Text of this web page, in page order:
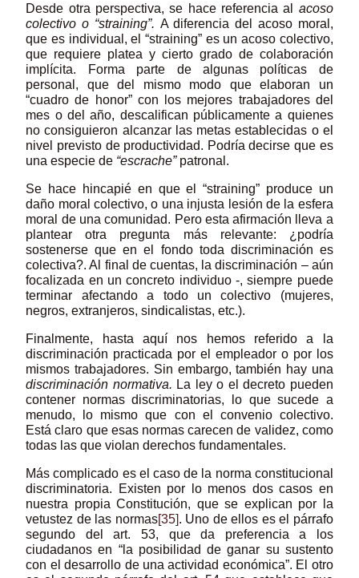
Desde otra perspectiva, se hace referencia al acoso
colectivo o “straining”. A diferencia del acoso moral,
que es individual, el “straining” es un acoso colectivo,
que requiere platea y cierto grado de colaboración
implícita. Forma parte de algunas políticas de
personal, que del mismo modo que elaboran un
“cuadro de honor” con los mejores trabajadores del
mes o del año, descalifican públicamente a quienes
no consiguieron alcanzar las metas establecidas o el
nivel previsto de productividad. Podría decirse que es
una especie de “escrache”patronal.
Se hace hincapié en que el “straining” produce un
daño moral colectivo, o una injusta lesión de la esfera
moral de una comunidad. Pero esta afirmación lleva a
plantear otra pregunta más relevante: ¿podría
sostenerse que en el fondo toda discriminación es
colectiva?. Al final de cuentas, la discriminación – aún
focalizada en un concreto individuo -, siempre puede
terminar afectando a todo un colectivo (mujeres,
negros, extranjeros, sindicalistas, etc.).
Finalmente, hasta aquí nos hemos referido a la
discriminación practicada por el empleador o por los
mismos trabajadores. Sin embargo, también hay una
discriminación normativa. La ley o el decreto pueden
contener normas discriminatorias, lo que sucede a
menudo, lo mismo que con el convenio colectivo.
Está claro que esas normas carecen de validez, como
todas las que violan derechos fundamentales.
Más complicado es el caso de la norma constitucional
discriminatoria. Existen por lo menos dos casos en
nuestra propia Constitución, que se explican por la
vetustez de las normas[35]. Uno de ellos es el párrafo
segundo del art. 53, que da preferencia a los
ciudadanos en “la posibilidad de ganar su sustento
con el desarrollo de una actividad económica”. El otro